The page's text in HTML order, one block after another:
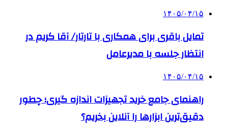
۱۴۰۵/۰۴/۱۵
تمایل باقری برای همکاری با تارتار/ آقا کریم در
انتظار جلسه با مدیرعامل
۱۴۰۵/۰۴/۱۵
راهنمای جامع خرید تجهیزات اندازه گیری؛ چطور
دقیق‌ترین ابزارها را آنلاین بخریم؟